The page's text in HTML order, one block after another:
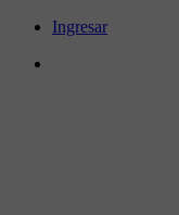
Ingresar